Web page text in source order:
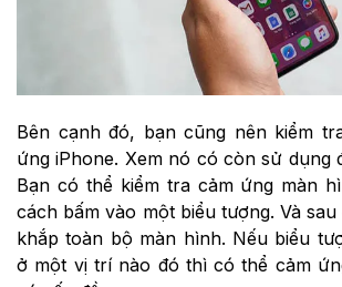
Bên cạnh đó, bạn cũng nên kiểm
ứng iPhone. Xem nó có còn sử dụng
Bạn có thể kiểm tra cảm ứng màn
cách bấm vào một biểu tượng. Và
khắp toàn bộ màn hình. Nếu biểu
ở một vị trí nào đó thì có thể cảm